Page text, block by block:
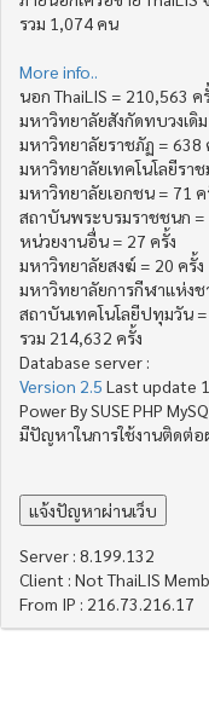
รวม 1,074 คน
More info..
นอก ThaiLIS = 210,563 ค
มหาวิทยาลัยสังกัดทบวงเดิ
มหาวิทยาลัยราชภัฏ = 638
มหาวิทยาลัยเทคโนโลยีรา
มหาวิทยาลัยเอกชน = 71 ค
สถาบันพระบรมราชชนก =
หน่วยงานอื่น = 27 ครั้ง
มหาวิทยาลัยสงฆ์ = 20 ครั้ง
มหาวิทยาลัยการกีฬาแห่งช
สถาบันเทคโนโลยีปทุมวัน =
รวม 214,632 ครั้ง
Database server :
Version 2.5 Last update
Power By SUSE PHP
มีปัญหาในการใช้งานติดต่
Server : 8.199.132
Client : Not ThaiLIS
From IP : 216.73.216.17